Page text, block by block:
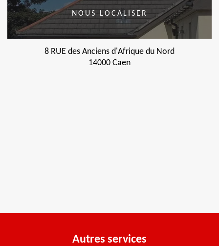
NOUS LOCALISER
8 RUE des Anciens d'Afrique du Nord
14000 Caen
Autres services